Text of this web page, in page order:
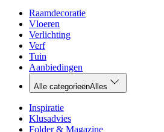
Raamdecoratie
Vloeren
Verlichting
Verf
Tuin
Aanbiedingen
Alle categorieënAlles
Inspiratie
Klusadvies
Folder & Magazine